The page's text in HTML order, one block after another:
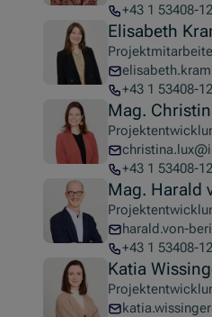
+43 1 53408-
Elisabeth
+43 1 53408-
Mag.
+43 1 53408-
Mag. Harald
harald.von-
+43 1 53408-
Katia